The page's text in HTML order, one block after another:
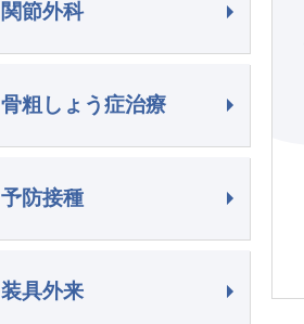
関節外科
骨粗しょう症治療
予防接種
装具外来